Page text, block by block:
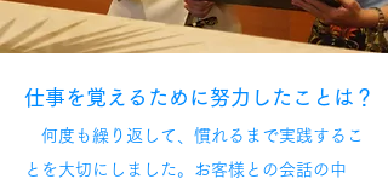
仕事を覚えるために努力したことは？
何度も繰り返して、慣れるまで実践するこ
とを大切にしました。お客様との会話の中